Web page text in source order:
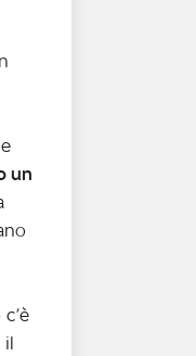
un
il